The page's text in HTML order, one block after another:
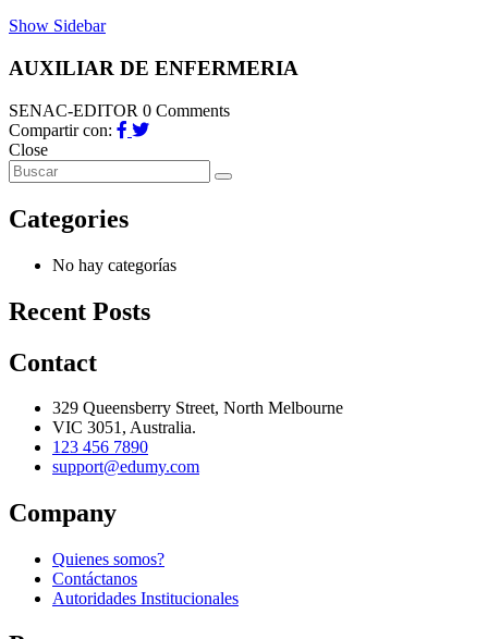
Show Sidebar
AUXILIAR DE ENFERMERIA
SENAC-EDITOR 0 Comments
Compartir con:
Close
Categories
No hay categorías
Recent Posts
Contact
329 Queensberry Street, North Melbourne
VIC 3051, Australia.
123 456 7890
support@edumy.com
Company
Quienes somos?
Contáctanos
Autoridades Institucionales